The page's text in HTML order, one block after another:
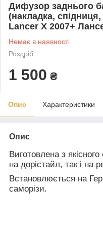
Дифузор заднього
(накладка,
Lancer X 2007+
Немає в наявності
Роздріб
1 500 ₴
Опис Характеристики
Опис
Виготовлена з
на дорістайл, так і на
Встановлюється на
саморізи.